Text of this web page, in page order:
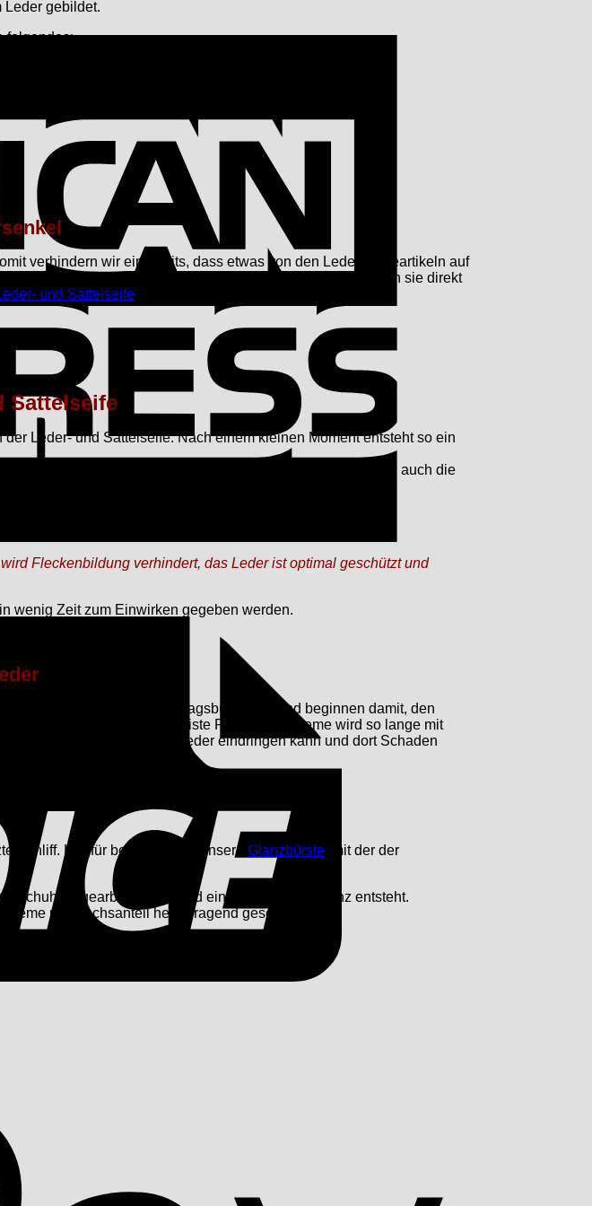
gebildet.
folgendes:
verhindern wir einerseits, dass etwas von den Lederpflegeartikeln auf
die Schnürsenkel stark verschmutzt sein, so kann man sie direkt
und Sattelseifeerhalten, einweichen.
Sattelseife
Leder- und Sattelseife. Nach einem kleinen Moment entsteht so ein
dafür, dass das Leder bis in die Tiefe gereinigt wird und auch die
Fleckenbildung verhindert, das Leder ist optimal geschützt und
wenig Zeit zum Einwirken gegeben werden.
wenig davon auf die Auftragsbürste auf und beginnen damit, den
dementsprechend die meiste Pflege. Die Creme wird so lange mit
dass Wasser in das Leder eindringen kann und dort Schaden
Schliff. Hierfür benötigen wir unsere Glanzbürste , mit der der
Schuh eingearbeitet wird und ein wunderbarer Glanz entsteht.
mit Wachsanteil hervorragend geschützt.